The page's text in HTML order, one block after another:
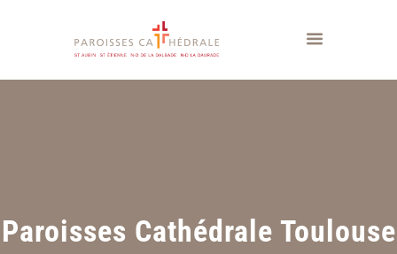
Paroisses Cathédrale Toulouse